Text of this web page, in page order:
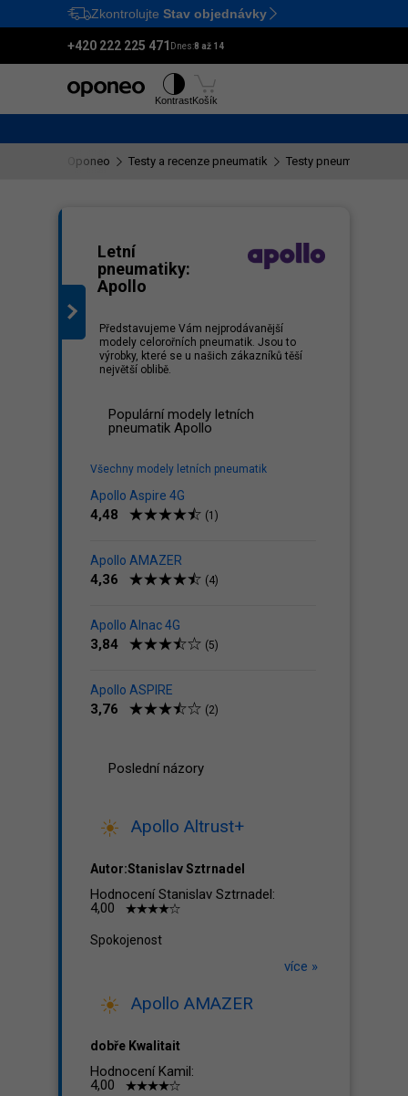
Ctrl M
Zkontrolujte Stav objednávky
+420 222 225 471 Dnes:8 až 14
KontrastKošík
Oponeo Testy a recenze pneumatik Testy pneumatik
Letní
pneumatiky:
Apollo
Představujeme Vám nejprodávanější
modely celorořních pneumatik. Jsou to
výrobky, které se u našich zákazníků těší
největší oblibě.
Populární modely letních
pneumatik Apollo
Všechny modely letních pneumatik
Apollo Aspire 4G
4,48 (1)
Apollo AMAZER
4,36 (4)
Apollo Alnac 4G
3,84 (5)
Apollo ASPIRE
3,76 (2)
Poslední názory
Apollo Altrust+
Autor:Stanislav Sztrnadel
Hodnocení Stanislav Sztrnadel:
4,00
Spokojenost
více »
Apollo AMAZER
dobře Kwalitait
Hodnocení Kamil:
4,00